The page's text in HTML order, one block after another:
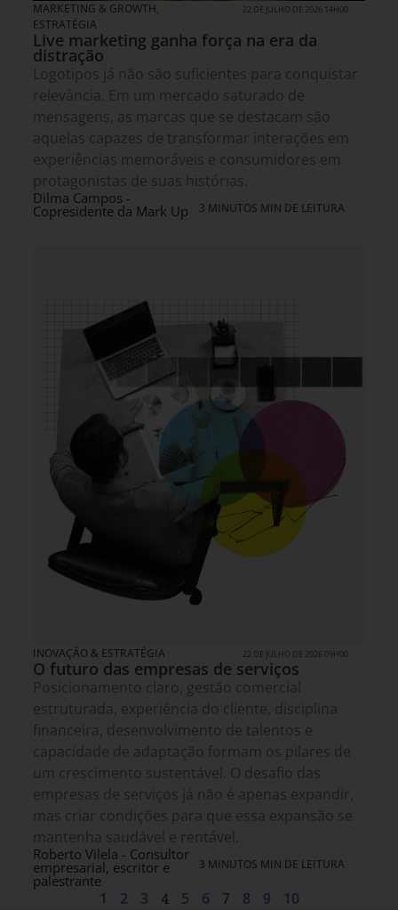
MARKETING & GROWTH,
ESTRATÉGIA
22 DE JULHO DE 2026 14H00
Live marketing ganha força na era da
distração
Logotipos já não são suficientes para conquistar
relevância. Em um mercado saturado de
mensagens, as marcas que se destacam são
aquelas capazes de transformar interações em
experiências memoráveis e consumidores em
protagonistas de suas histórias.
Dilma Campos -
Copresidente da Mark Up 3 MINUTOS MIN DE LEITURA
INOVAÇÃO & ESTRATÉGIA 22 DE JULHO DE 2026 09H00
O futuro das empresas de serviços
Posicionamento claro, gestão comercial
estruturada, experiência do cliente, disciplina
financeira, desenvolvimento de talentos e
capacidade de adaptação formam os pilares de
um crescimento sustentável. O desafio das
empresas de serviços já não é apenas expandir,
mas criar condições para que essa expansão se
mantenha saudável e rentável.
Roberto Vilela - Consultor
empresarial, escritor e
palestrante
3 MINUTOS MIN DE LEITURA
1 2 3 4 5 6 7 8 9 10